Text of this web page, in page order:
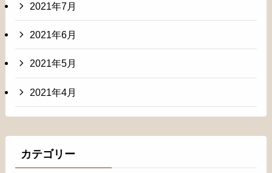
2021年7月
2021年6月
2021年5月
2021年4月
カテゴリー